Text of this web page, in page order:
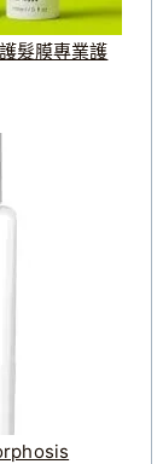
髮膜專業護